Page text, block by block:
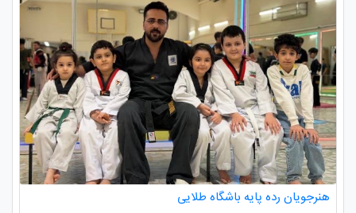
هنرجویان رده پایه باشگاه طلایی